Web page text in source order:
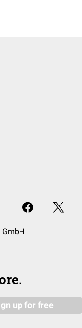
up for free